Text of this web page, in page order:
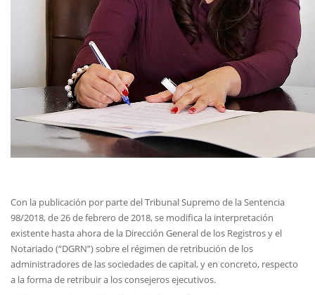
Con la publicación por parte del Tribunal Supremo de la Sentencia
98/2018, de 26 de febrero de 2018, se modifica la interpretación
existente hasta ahora de la Dirección General de los Registros y el
Notariado (“DGRN”) sobre el régimen de retribución de los
administradores de las sociedades de capital, y en concreto, respecto
a la forma de retribuir a los consejeros ejecutivos.